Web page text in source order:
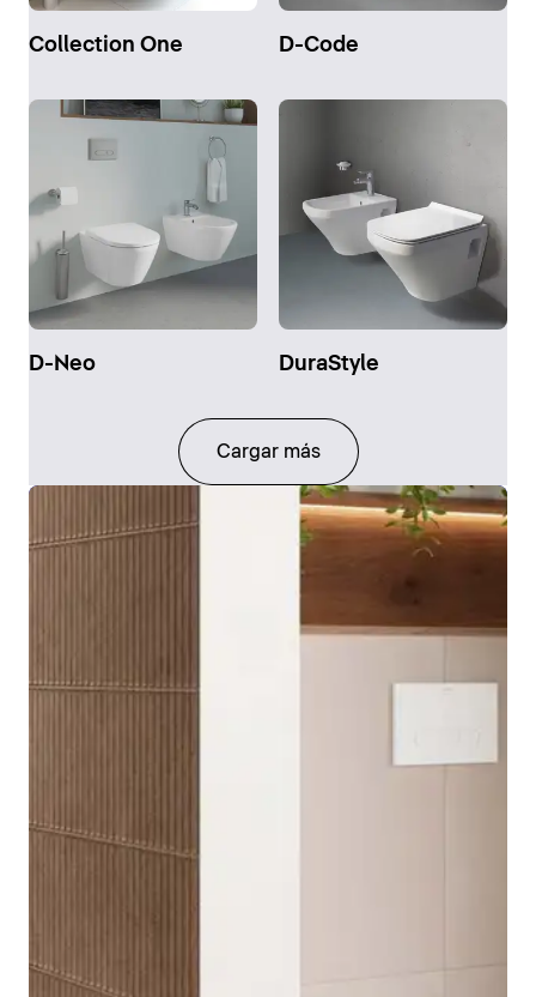
Collection One D-Code
D-Neo DuraStyle
Cargar más